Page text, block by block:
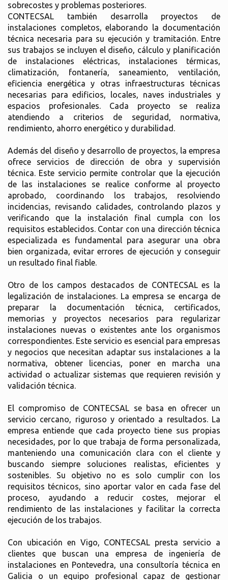
sobrecostes y problemas posteriores.
CONTECSAL también desarrolla proyectos de
instalaciones completos, elaborando la documentación
técnica necesaria para su ejecución y tramitación. Entre
sus trabajos se incluyen el diseño, cálculo y planificación
de instalaciones eléctricas, instalaciones térmicas,
climatización, fontanería, saneamiento, ventilación,
eficiencia energética y otras infraestructuras técnicas
necesarias para edificios, locales, naves industriales y
espacios profesionales. Cada proyecto se realiza
atendiendo a criterios de seguridad, normativa,
rendimiento, ahorro energético y durabilidad.
Además del diseño y desarrollo de proyectos, la empresa
ofrece servicios de dirección de obra y supervisión
técnica. Este servicio permite controlar que la ejecución
de las instalaciones se realice conforme al proyecto
aprobado, coordinando los trabajos, resolviendo
incidencias, revisando calidades, controlando plazos y
verificando que la instalación final cumpla con los
requisitos establecidos. Contar con una dirección técnica
especializada es fundamental para asegurar una obra
bien organizada, evitar errores de ejecución y conseguir
un resultado final fiable.
Otro de los campos destacados de CONTECSAL es la
legalización de instalaciones. La empresa se encarga de
preparar la documentación técnica, certificados,
memorias y proyectos necesarios para regularizar
instalaciones nuevas o existentes ante los organismos
correspondientes. Este servicio es esencial para empresas
y negocios que necesitan adaptar sus instalaciones a la
normativa, obtener licencias, poner en marcha una
actividad o actualizar sistemas que requieren revisión y
validación técnica.
El compromiso de CONTECSAL se basa en ofrecer un
servicio cercano, riguroso y orientado a resultados. La
empresa entiende que cada proyecto tiene sus propias
necesidades, por lo que trabaja de forma personalizada,
manteniendo una comunicación clara con el cliente y
buscando siempre soluciones realistas, eficientes y
sostenibles. Su objetivo no es solo cumplir con los
requisitos técnicos, sino aportar valor en cada fase del
proceso, ayudando a reducir costes, mejorar el
rendimiento de las instalaciones y facilitar la correcta
ejecución de los trabajos.
Con ubicación en Vigo, CONTECSAL presta servicio a
clientes que buscan una empresa de ingeniería de
instalaciones en Pontevedra, una consultoría técnica en
Galicia o un equipo profesional capaz de gestionar